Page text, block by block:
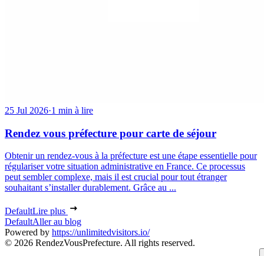
25 Jul 2026·1 min à lire
Rendez vous préfecture pour carte de séjour
Obtenir un rendez-vous à la préfecture est une étape essentielle pour
régulariser votre situation administrative en France. Ce processus
peut sembler complexe, mais il est crucial pour tout étranger
souhaitant s’installer durablement. Grâce au ...
DefaultLire plus
DefaultAller au blog
Powered by https://unlimitedvisitors.io/
© 2026 RendezVousPrefecture. All rights reserved.